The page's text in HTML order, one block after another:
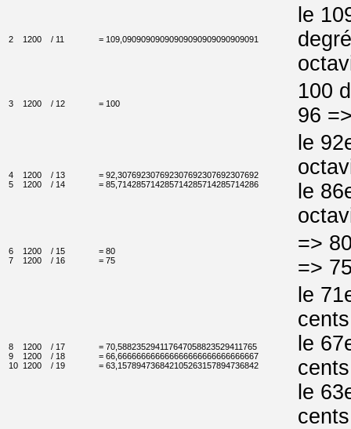
2 1200 / 11 = 109,09090909090909090909090909091
le
3 1200 / 12 = 100
100
96
4
5
1200
1200
/ 13
/ 14
= 92,307692307692307692307692307692
= 85,714285714285714285714285714286
le
le
6
7
1200
1200
/ 15
/ 16
= 80
= 75
=>
=>
8
9
10
1200
1200
1200
/ 17
/ 18
/ 19
= 70,588235294117647058823529411765
= 66,666666666666666666666666666667
= 63,157894736842105263157894736842
le
le
le